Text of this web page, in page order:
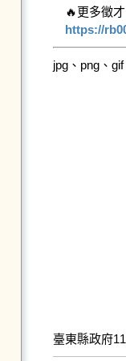
https://
jpg、png、
臺東縣政府